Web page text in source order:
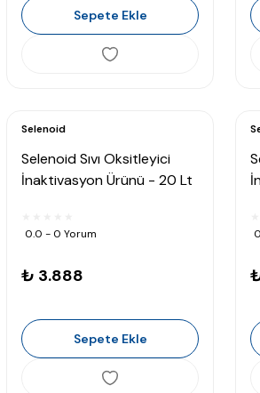
Sepete Ekle
Selenoid
Selenoid Sıvı Oksitleyici
İnaktivasyon Ürünü - 20 Lt
0.0 - 0 Yorum
₺ 3.888
Sepete Ekle